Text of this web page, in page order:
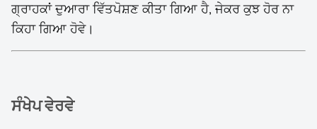
ਗ੍ਰਾਹਕਾਂ ਦੁਆਰਾ ਵਿੱਤਪੋਸ਼ਣ ਕੀਤਾ ਗਿਆ ਹੈ, ਜੇਕਰ ਕੁਝ ਹੋਰ ਨਾ
ਕਿਹਾ ਗਿਆ ਹੋਵੇ।
ਸੰਖੇਪ ਵੇਰਵੇ